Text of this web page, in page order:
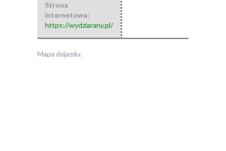
Strona
internetowa:
https://wydziarany.pl/
Mapa dojazdu: